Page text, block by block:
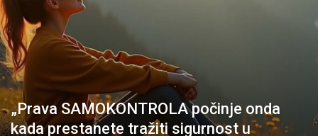
„Prava SAMOKONTROLA počinje onda
kada prestanete tražiti sigurnost u